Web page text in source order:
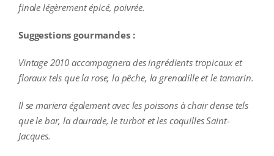
finale légèrement épicé, poivrée.
Suggestions gourmandes :
Vintage 2010 accompagnera des ingrédients tropicaux et
floraux tels que la rose, la pêche, la grenadille et le tamarin.
Il se mariera également avec les poissons à chair dense tels
que le bar, la daurade, le turbot et les coquilles Saint-
Jacques.